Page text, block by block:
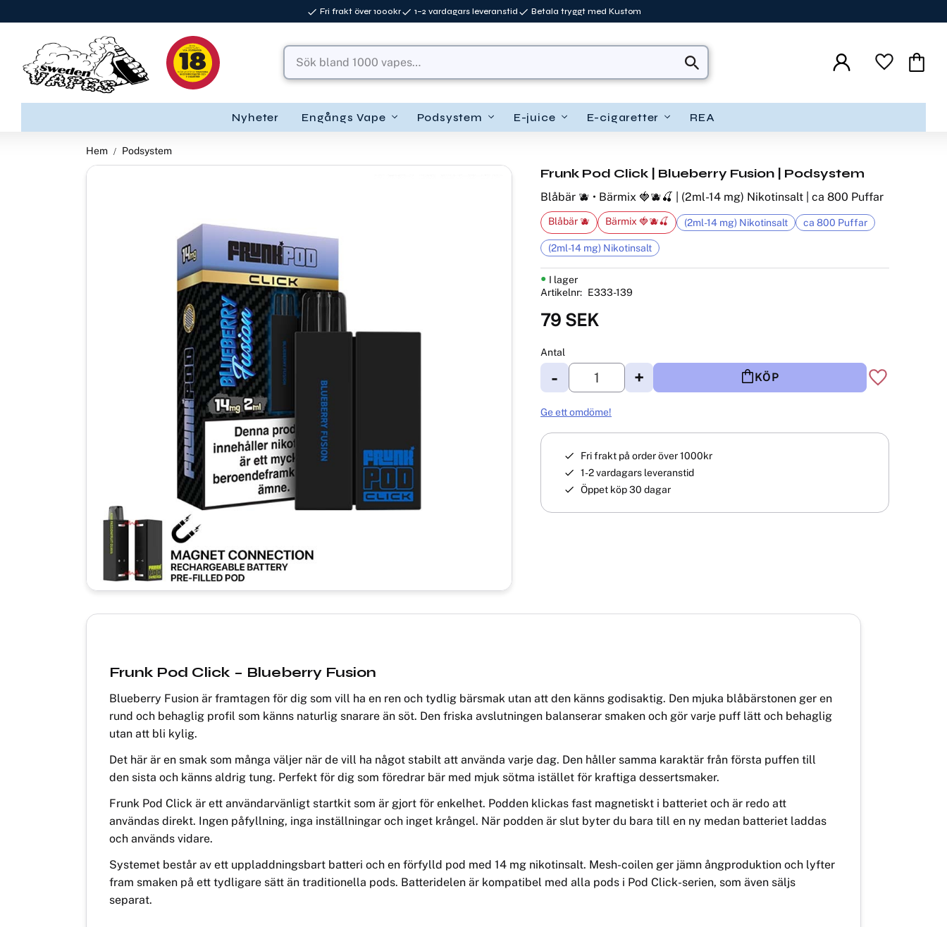
Fri frakt över 1000kr 1–2 vardagars leveranstid Betala tryggt med Kustom
Favoriter
Nyheter Engångs Vape Podsystem E-juice E-cigaretter REA
Hem Podsystem
Frunk Pod Click | Blueberry Fusion | Podsystem
Blåbär 🫐 • Bärmix 🍓🫐🍒 | (2ml-14 mg) Nikotinsalt | ca 800 Puffar
79 SEK
Antal
+
- KÖP
Lägg till i
I lager
Artikelnr
E333-139
Blåbär 🫐 Bärmix 🍓🫐🍒 (2ml-14 mg) Nikotinsalt ca 800 Puffar
(2ml-14 mg) Nikotinsalt
Ge ett omdöme!
Fri frakt på order över 1000kr
1-2 vardagars leveranstid
Öppet köp 30 dagar
Frunk Pod Click – Blueberry Fusion
Blueberry Fusion är framtagen för dig som vill ha en ren och tydlig bärsmak utan att den känns godisaktig. Den mjuka blåbärstonen ger en
rund och behaglig profil som känns naturlig snarare än söt. Den friska avslutningen balanserar smaken och gör varje puff lätt och behaglig
utan att bli kylig.
Det här är en smak som många väljer när de vill ha något stabilt att använda varje dag. Den håller samma karaktär från första puffen till
den sista och känns aldrig tung. Perfekt för dig som föredrar bär med mjuk sötma istället för kraftiga dessertsmaker.
Frunk Pod Click är ett användarvänligt startkit som är gjort för enkelhet. Podden klickas fast magnetiskt i batteriet och är redo att
användas direkt. Ingen påfyllning, inga inställningar och inget krångel. När podden är slut byter du bara till en ny medan batteriet laddas
och används vidare.
Systemet består av ett uppladdningsbart batteri och en förfylld pod med 14 mg nikotinsalt. Mesh-coilen ger jämn ångproduktion och lyfter
fram smaken på ett tydligare sätt än traditionella pods. Batteridelen är kompatibel med alla pods i Pod Click-serien, som även säljs
separat.